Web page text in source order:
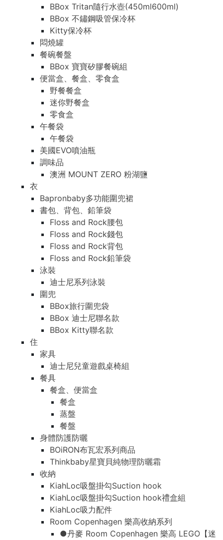
BBox Tritan隨行水壺(450ml600ml)
BBox 不鏽鋼吸管保冷杯
Kitty保冷杯
悶燒罐
餐碗餐盤
BBox 寶寶矽膠餐碗組
便當盒、餐盒、零食盒
野餐餐盒
迷你野餐盒
零食盒
午餐袋
午餐袋
美國EVO噴油瓶
調味品
澳洲 MOUNT ZERO 粉湖鹽
衣
Bapronbaby多功能圍兜裙
書包、背包、鉛筆袋
Floss and Rock腰包
Floss and Rock錢包
Floss and Rock背包
Floss and Rock鉛筆袋
泳裝
迪士尼系列泳裝
圍兜
BBox旅行圍兜袋
BBox 迪士尼聯名款
BBox Kitty聯名款
住
家具
迪士尼兒童遊戲桌椅組
餐具
餐盒、便當盒
餐盒
蒸盤
餐盤
身體防護防曬
BOiRON布瓦宏系列商品
Thinkbaby星寶貝純物理防曬霜
收納
KiahLoc吸盤掛勾Suction hook
KiahLoc吸盤掛勾Suction hook禮盒組
KiahLoc吸力配件
Room Copenhagen 樂高收納系列
●丹麥 Room Copenhagen 樂高 LEGO【迷